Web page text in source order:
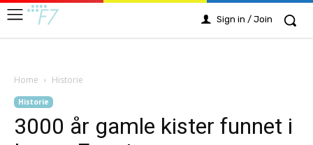
Sign in / Join
Home Historie
Historie
3000 år gamle kister funnet i